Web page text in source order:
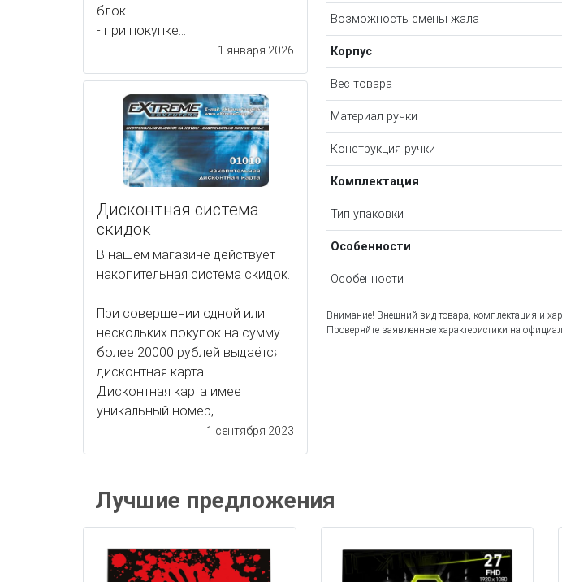
блок
- при покупке...
1 января 2026
Дисконтная система
скидок
В нашем магазине действует
накопительная система скидок.
При совершении одной или
нескольких покупок на сумму
более 20000 рублей выдаётся
дисконтная карта.
Дисконтная карта имеет
уникальный номер,...
1 сентября 2023
Возможность смены жала
Корпус
Вес товара
Материал ручки
Конструкция ручки
Комплектация
Тип упаковки
Особенности
Особенности
Внимание! Внешний вид товара, комплектация и
Проверяйте заявленные характеристики на
Лучшие предложения